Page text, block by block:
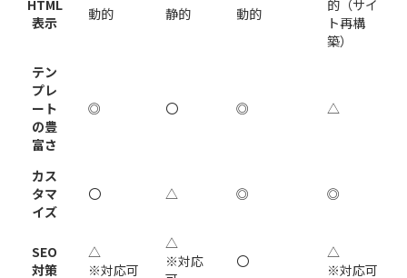
HTML
表示
動的 静的 動的
的（サイ
ト再構
築）
テン
プレ
ート
の豊
富さ
◎ 〇 ◎ △
カス
タマ
イズ
〇 △ ◎ ◎
SEO
対策
△
※対応可
△
※対応
〇
△
※対応可